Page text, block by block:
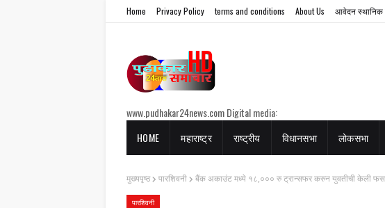
Home Privacy Policy terms and conditions About Us आवेदन स्थानिक
www.pudhakar24news.com Digital media:
primary function of news media is to inform
the public about current events, issues, and
developments. It plays a crucial role in shaping
public opinion, holding those in power
accountable, and promoting transparency and
HOME महाराष्ट्र राष्ट्रीय विधानसभा लोकसभा
मुख्यपृष्ठ पारशिवनी बैंक अकाउंट मध्ये १८,००० रु ट्रान्सफर करुन युवतीची केली
पारशिवनी